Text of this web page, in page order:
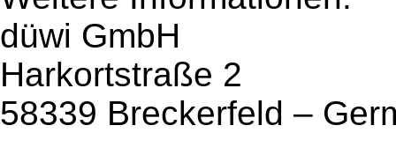
düwi GmbH
Harkortstraße 2
58339 Breckerfeld –